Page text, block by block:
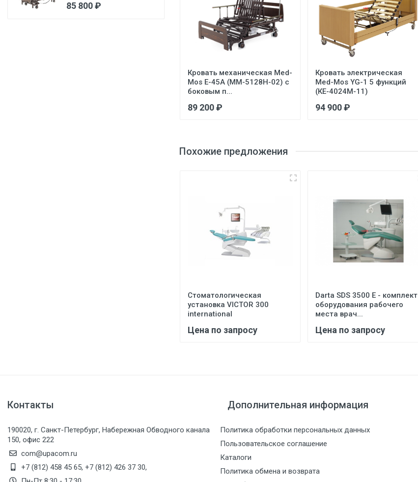
85 800 ₽
Кровать механическая Med-
Mos Е-45А (ММ-5128Н-02) с
боковым п...
89 200 ₽
Кровать электрическая
Med-Mos YG-1 5 функций
(КЕ-4024М-11)
94 900 ₽
Похожие предложения
Стоматологическая
установка VICTOR 300
international
Цена по запросу
Darta SDS 3500 E - комплект
оборудования рабочего
места врач...
Цена по запросу
Контакты
190020, г. Санкт-Петербург, Набережная Обводного канала
150, офис 222
com@upacom.ru
+7 (812) 458 45 65, +7 (812) 426 37 30,
Дополнительная информация
Политика обработки персональных данных
Пользовательское соглашение
Каталоги
Политика обмена и возврата